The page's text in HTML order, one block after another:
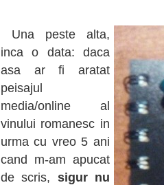
Una peste alta,
inca o data: daca
asa ar fi aratat
peisajul
media/online al
vinului romanesc in
urma cu vreo 5 ani
cand m-am apucat
de scris, sigur nu